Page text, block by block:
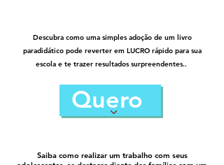
Descubra como uma simples adoção de um livro
paradidático pode reverter em LUCRO rápido para sua
escola e te trazer resultados surpreendentes..
Quero
Saiba como realizar um trabalho com seus